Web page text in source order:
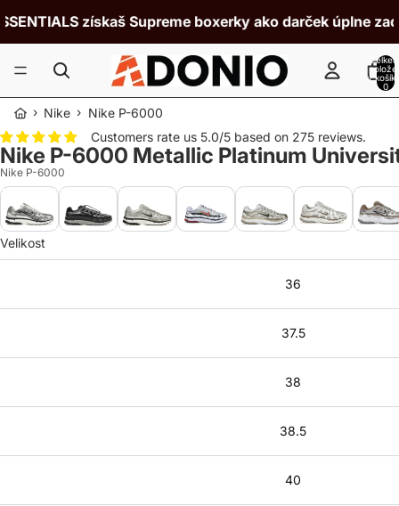
získaš Supreme boxerky ako darček úplne
v
0
› Nike › Nike P-6000
Customers rate us 5.0/5 based on 275 reviews.
Nike P-6000 Metallic Platinum
Nike P-6000
Velikost
36
37.5
38
38.5
40